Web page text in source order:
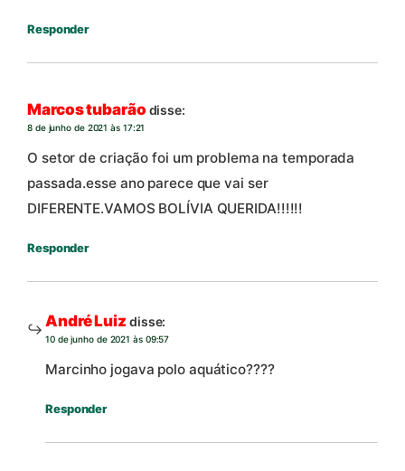
Responder
Marcos tubarão disse:
8 de junho de 2021 às 17:21
O setor de criação foi um problema na temporada
passada.esse ano parece que vai ser
DIFERENTE.VAMOS BOLÍVIA QUERIDA!!!!!!
Responder
André Luiz disse:
10 de junho de 2021 às 09:57
Marcinho jogava polo aquático????
Responder